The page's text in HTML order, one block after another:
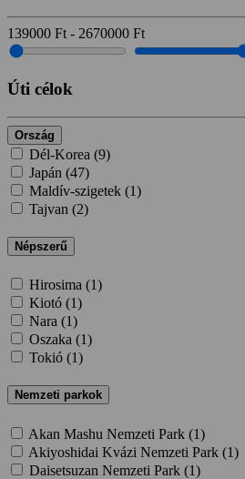
139000 Ft - 2670000 Ft
Úti célok
Ország
Dél-Korea (9)
Japán (47)
Maldív-szigetek (1)
Tajvan (2)
Népszerű
Hirosima (1)
Kiotó (1)
Nara (1)
Oszaka (1)
Tokió (1)
Nemzeti parkok
Akan Mashu Nemzeti Park (1)
Akiyoshidai Kvázi Nemzeti Park (1)
Daisetsuzan Nemzeti Park (1)